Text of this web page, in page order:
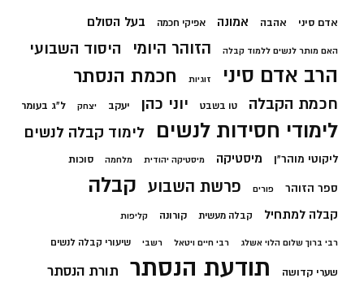
אדם סיני אהבה אמונה אפיקי חכמה בעל הסולם
האם מותר לנשים ללמוד קבלה הזוהר היומי היסוד השבועי
הרב אדם סיני זוגיות חכמת הנסתר
חכמת הקבלה טו בשבט יוני כהן יעקב יצחק ל"ג בעומר
לימודי חסידות לנשים לימוד קבלה לנשים
ליקוטי מוהר"ן מיסטיקה מיסטיקה יהודית מלחמה סוכות
ספר הזוהר פורים פרשת השבוע קבלה
קבלה למתחיל קבלה מעשית קורונה קליפות
רבי ברוך שלום הלוי אשלג רבי חיים ויטאל רשבי שיעורי קבלה לנשים
שערי קדושה תודעת הנסתר תורת הנסתר